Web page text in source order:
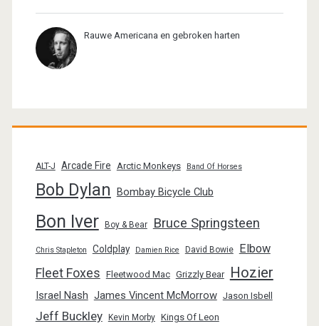
Rauwe Americana en gebroken harten
ALT-J Arcade Fire Arctic Monkeys Band Of Horses
Bob Dylan Bombay Bicycle Club
Bon Iver Boy & Bear Bruce Springsteen
Chris Stapleton Coldplay Damien Rice David Bowie Elbow
Fleet Foxes Fleetwood Mac Grizzly Bear Hozier
Israel Nash James Vincent McMorrow Jason Isbell
Jeff Buckley Kevin Morby Kings Of Leon